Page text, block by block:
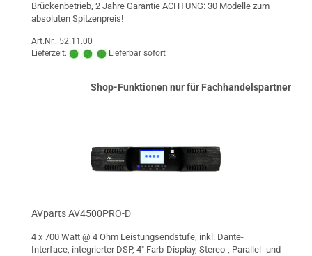
Brückenbetrieb, 2 Jahre Garantie ACHTUNG: 30 Modelle zum
absoluten Spitzenpreis!
Art.Nr.: 52.11.00
Lieferzeit:
Lieferbar sofort
Shop-Funktionen nur für Fachhandelspartner
AVparts AV4500PRO-D
4 x 700 Watt @ 4 Ohm Leistungsendstufe, inkl. Dante-
Interface, integrierter DSP, 4" Farb-Display, Stereo-, Parallel- und